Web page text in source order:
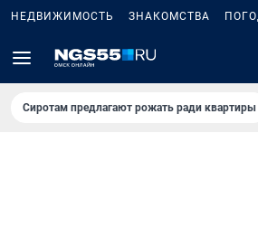
НЕДВИЖИМОСТЬ ЗНАКОМСТВА
Сиротам предлагают рожать ради квартиры